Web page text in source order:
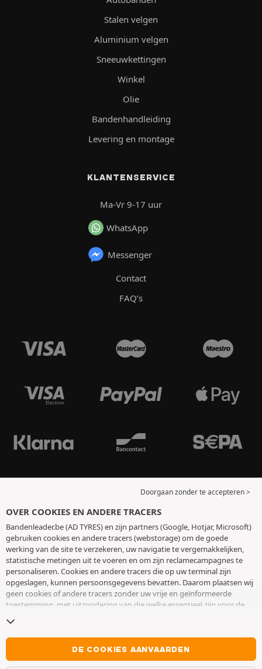
Stalen velgen
Aluminium velgen
Sneeuwkettingen
Winkel
Olie
Bandenhandleiding
Levering en montage
KLANTENSERVICE
Ma-Vr 9-17 uur
WhatsApp
Messenger
Contact
FAQ’s
Doorgaan zonder te accepteren >
OVER COOKIES EN ANDERE TRACERS
Bandenleader.be (AD TYRES) en zijn partners (Google, Hotjar, Microsoft)
gebruiken cookies en andere tracers (webstorage) om de goede
werking van de site te verzekeren, uw navigatie te vergemakkelijken,
statistische metingen uit te voeren en om zijn reclamecampagnes te
personaliseren. Cookies en andere tracers die op uw terminal zijn
opgeslagen, kunnen persoonsgegevens bevatten. Daarom plaatsen wij
geen cookies of andere tracers zonder uw vrije en geïnformeerde
toestemming, met uitzondering van die welke essentieel zijn voor de
toestemming op elk moment intrekken door naar de pagina over
cookies en andere tracerste gaan. U kunt ervoor kiezen om verder te
surfen zonder het deponeren van cookies of andere tracers te
aanvaarden. Weigering verhindert de toegang tot diensten niet AD
DE COOKIES AANVAARDEN